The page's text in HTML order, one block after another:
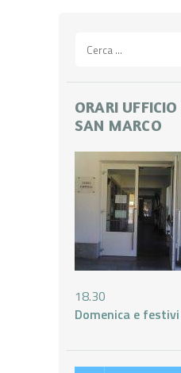
per:
ORARI UFFICIO
SAN MARCO
18.30
Domenica e